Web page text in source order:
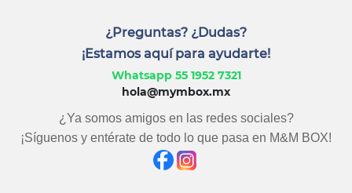
¿Preguntas? ¿Dudas?
¡Estamos aquí para ayudarte!
Whatsapp 55 1952 7321
hola@mymbox.mx
¿Ya somos amigos en las redes sociales?
¡Síguenos y entérate de todo lo que pasa en M&M BOX!